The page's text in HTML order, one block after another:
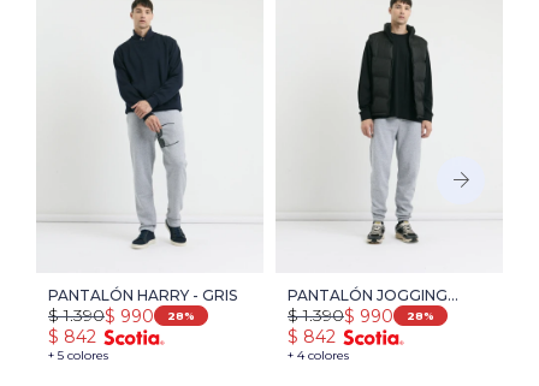
PANTALÓN HARRY - GRIS
+ 5 colores
$ 990
$ 1.390 28
$ 842
PANTALÓN JOGGING
HARRY - GRIS
+ 4 colores
$ 990
$ 1.390 28
$ 842